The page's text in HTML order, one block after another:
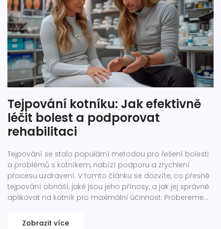
Tejpování kotníku: Jak efektivně
léčit bolest a podporovat
rehabilitaci
Tejpování se stalo populární metodou pro řešení bolesti
a problémů s kotníkem, nabízí podporu a zrychlení
procesu uzdravení. V tomto článku se dozvíte, co přesně
tejpování obnáší, jaké jsou jeho přínosy, a jak jej správně
aplikovat na kotník pro maximální účinnost. Probereme
aplikaci. Tento článek je ideálním průvodcem pro
Zobrazit více